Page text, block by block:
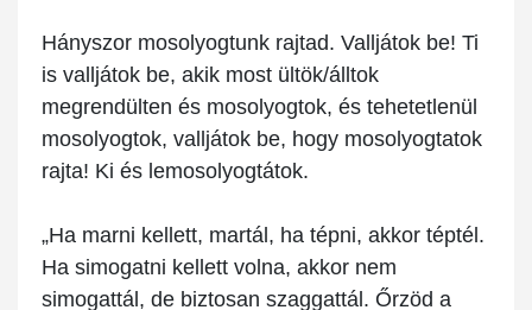
Hányszor mosolyogtunk rajtad. Valljátok be! Ti
is valljátok be, akik most ültök/álltok
megrendülten és mosolyogtok, és tehetetlenül
mosolyogtok, valljátok be, hogy mosolyogtatok
rajta! Ki és lemosolyogtátok.
„Ha marni kellett, martál, ha tépni, akkor téptél.
Ha simogatni kellett volna, akkor nem
simogattál, de biztosan szaggattál. Őrzöd a